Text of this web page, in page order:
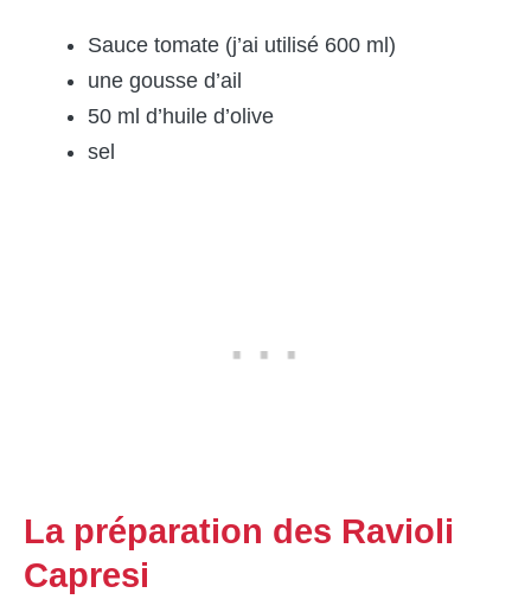
Sauce tomate (j’ai utilisé 600 ml)
une gousse d’ail
50 ml d’huile d’olive
sel
La préparation des Ravioli
Capresi